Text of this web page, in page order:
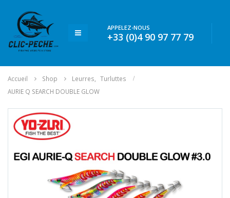
APPELEZ-NOUS
+33 (0)4 90 97 77 79
Accueil Shop Leurres
Turluttes
AURIE Q SEARCH DOUBLE GLOW